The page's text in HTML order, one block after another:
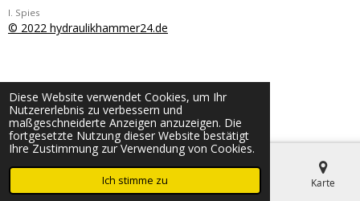
Diese Website verwendet Cookies, um Ihr
Nutzererlebnis zu verbessern und
maßgeschneiderte Anzeigen anzuzeigen. Die
fortgesetzte Nutzung dieser Website bestätigt
Ihre Zustimmung zur Verwendung von Cookies.
Ich stimme zu
I. Spies
© 2022 hydraulikhammer24.de
Karte